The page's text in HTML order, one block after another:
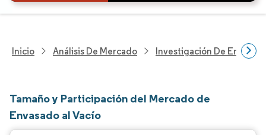
Inicio Análisis De Mercado Investigación De Envases
Tamaño y Participación del Mercado de
Envasado al Vacío